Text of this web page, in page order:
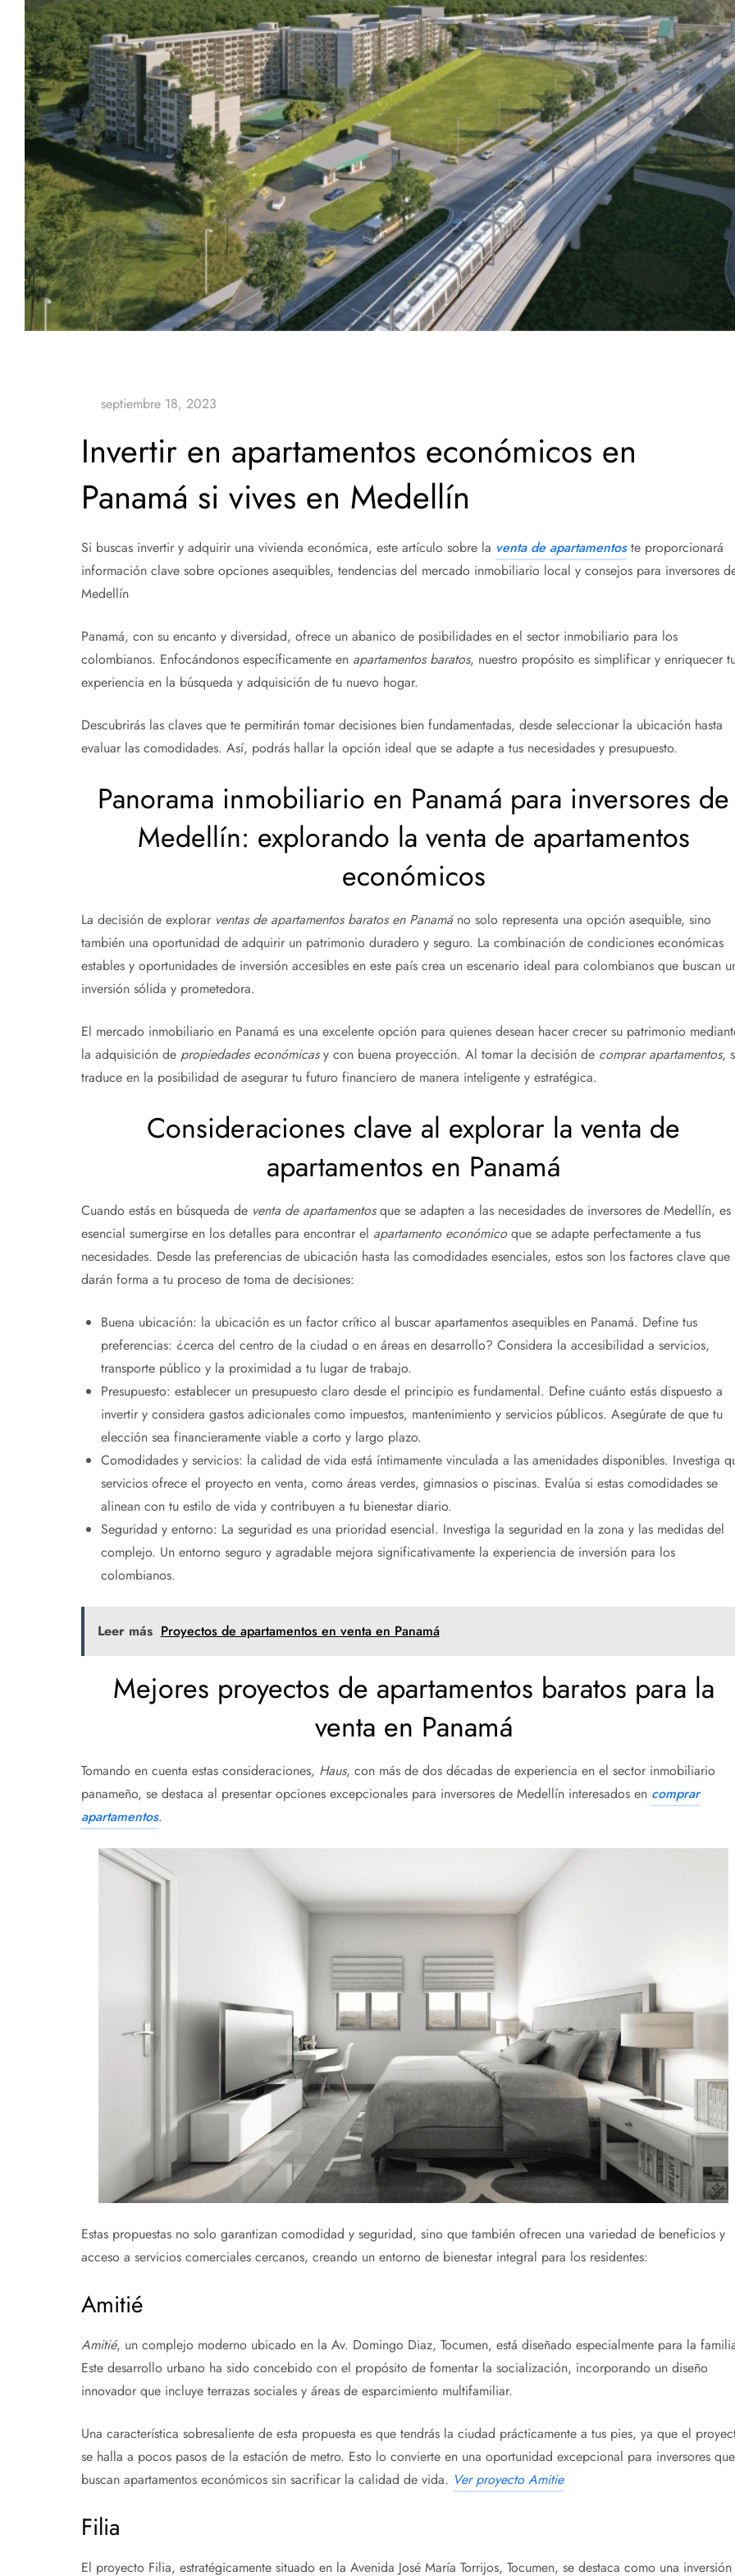
Invertir en apartamentos económicos en
Panamá si vives en Medellín
Si buscas invertir y adquirir una vivienda económica, este artículo sobre la venta de apartamentoste proporcionará
información clave sobre opciones asequibles, tendencias del mercado inmobiliario local y consejos para inversores
Medellín
Panamá, con su encanto y diversidad, ofrece un abanico de posibilidades en el sector inmobiliario para los
colombianos. Enfocándonos específicamente en apartamentos baratos, nuestro propósito es simplificar y enriquecer
experiencia en la búsqueda y adquisición de tu nuevo hogar.
Descubrirás las claves que te permitirán tomar decisiones bien fundamentadas, desde seleccionar la ubicación hasta
evaluar las comodidades. Así, podrás hallar la opción ideal que se adapte a tus necesidades y presupuesto.
Panorama inmobiliario en Panamá para inversores de
Medellín: explorando la venta de apartamentos
económicos
La decisión de explorar ventas de apartamentos baratos en Panamáno solo representa una opción asequible, sino
también una oportunidad de adquirir un patrimonio duradero y seguro. La combinación de condiciones económicas
estables y oportunidades de inversión accesibles en este país crea un escenario ideal para colombianos que buscan
inversión sólida y prometedora.
El mercado inmobiliario en Panamá es una excelente opción para quienes desean hacer crecer su patrimonio
la adquisición de propiedades económicasy con buena proyección. Al tomar la decisión de comprar apartamentos,
traduce en la posibilidad de asegurar tu futuro financiero de manera inteligente y estratégica.
Consideraciones clave al explorar la venta de
apartamentos en Panamá
Cuando estás en búsqueda de venta de apartamentosque se adapten a las necesidades de inversores de Medellín, es
esencial sumergirse en los detalles para encontrar el apartamento económicoque se adapte perfectamente a tus
necesidades. Desde las preferencias de ubicación hasta las comodidades esenciales, estos son los factores clave que
darán forma a tu proceso de toma de decisiones:
Buena ubicación: la ubicación es un factor crítico al buscar apartamentos asequibles en Panamá. Define tus
preferencias: ¿cerca del centro de la ciudad o en áreas en desarrollo? Considera la accesibilidad a servicios,
transporte público y la proximidad a tu lugar de trabajo.
Presupuesto: establecer un presupuesto claro desde el principio es fundamental. Define cuánto estás dispuesto a
invertir y considera gastos adicionales como impuestos, mantenimiento y servicios públicos. Asegúrate de que tu
elección sea financieramente viable a corto y largo plazo.
Comodidades y servicios: la calidad de vida está íntimamente vinculada a las amenidades disponibles. Investiga
servicios ofrece el proyecto en venta, como áreas verdes, gimnasios o piscinas. Evalúa si estas comodidades se
alinean con tu estilo de vida y contribuyen a tu bienestar diario.
Seguridad y entorno: La seguridad es una prioridad esencial. Investiga la seguridad en la zona y las medidas del
complejo. Un entorno seguro y agradable mejora significativamente la experiencia de inversión para los
colombianos.
Leer más Proyectos de apartamentos en venta en Panamá
Mejores proyectos de apartamentos baratos para la
venta en Panamá
Tomando en cuenta estas consideraciones, Haus, con más de dos décadas de experiencia en el sector inmobiliario
panameño, se destaca al presentar opciones excepcionales para inversores de Medellín interesados en comprar
apartamentos.
Estas propuestas no solo garantizan comodidad y seguridad, sino que también ofrecen una variedad de beneficios y
acceso a servicios comerciales cercanos, creando un entorno de bienestar integral para los residentes:
Amitié
Amitié, un complejo moderno ubicado en la Av. Domingo Diaz, Tocumen, está diseñado especialmente para la
Este desarrollo urbano ha sido concebido con el propósito de fomentar la socialización, incorporando un diseño
innovador que incluye terrazas sociales y áreas de esparcimiento multifamiliar.
Una característica sobresaliente de esta propuesta es que tendrás la ciudad prácticamente a tus pies, ya que el
se halla a pocos pasos de la estación de metro. Esto lo convierte en una oportunidad excepcional para inversores que
buscan apartamentos económicos sin sacrificar la calidad de vida. Ver proyecto Amitie
Filia
El proyecto Filia, estratégicamente situado en la Avenida José María Torrijos, Tocumen, se destaca como una inversión